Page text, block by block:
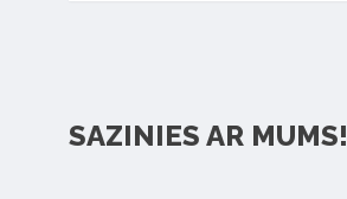
SAZINIES AR MUMS!